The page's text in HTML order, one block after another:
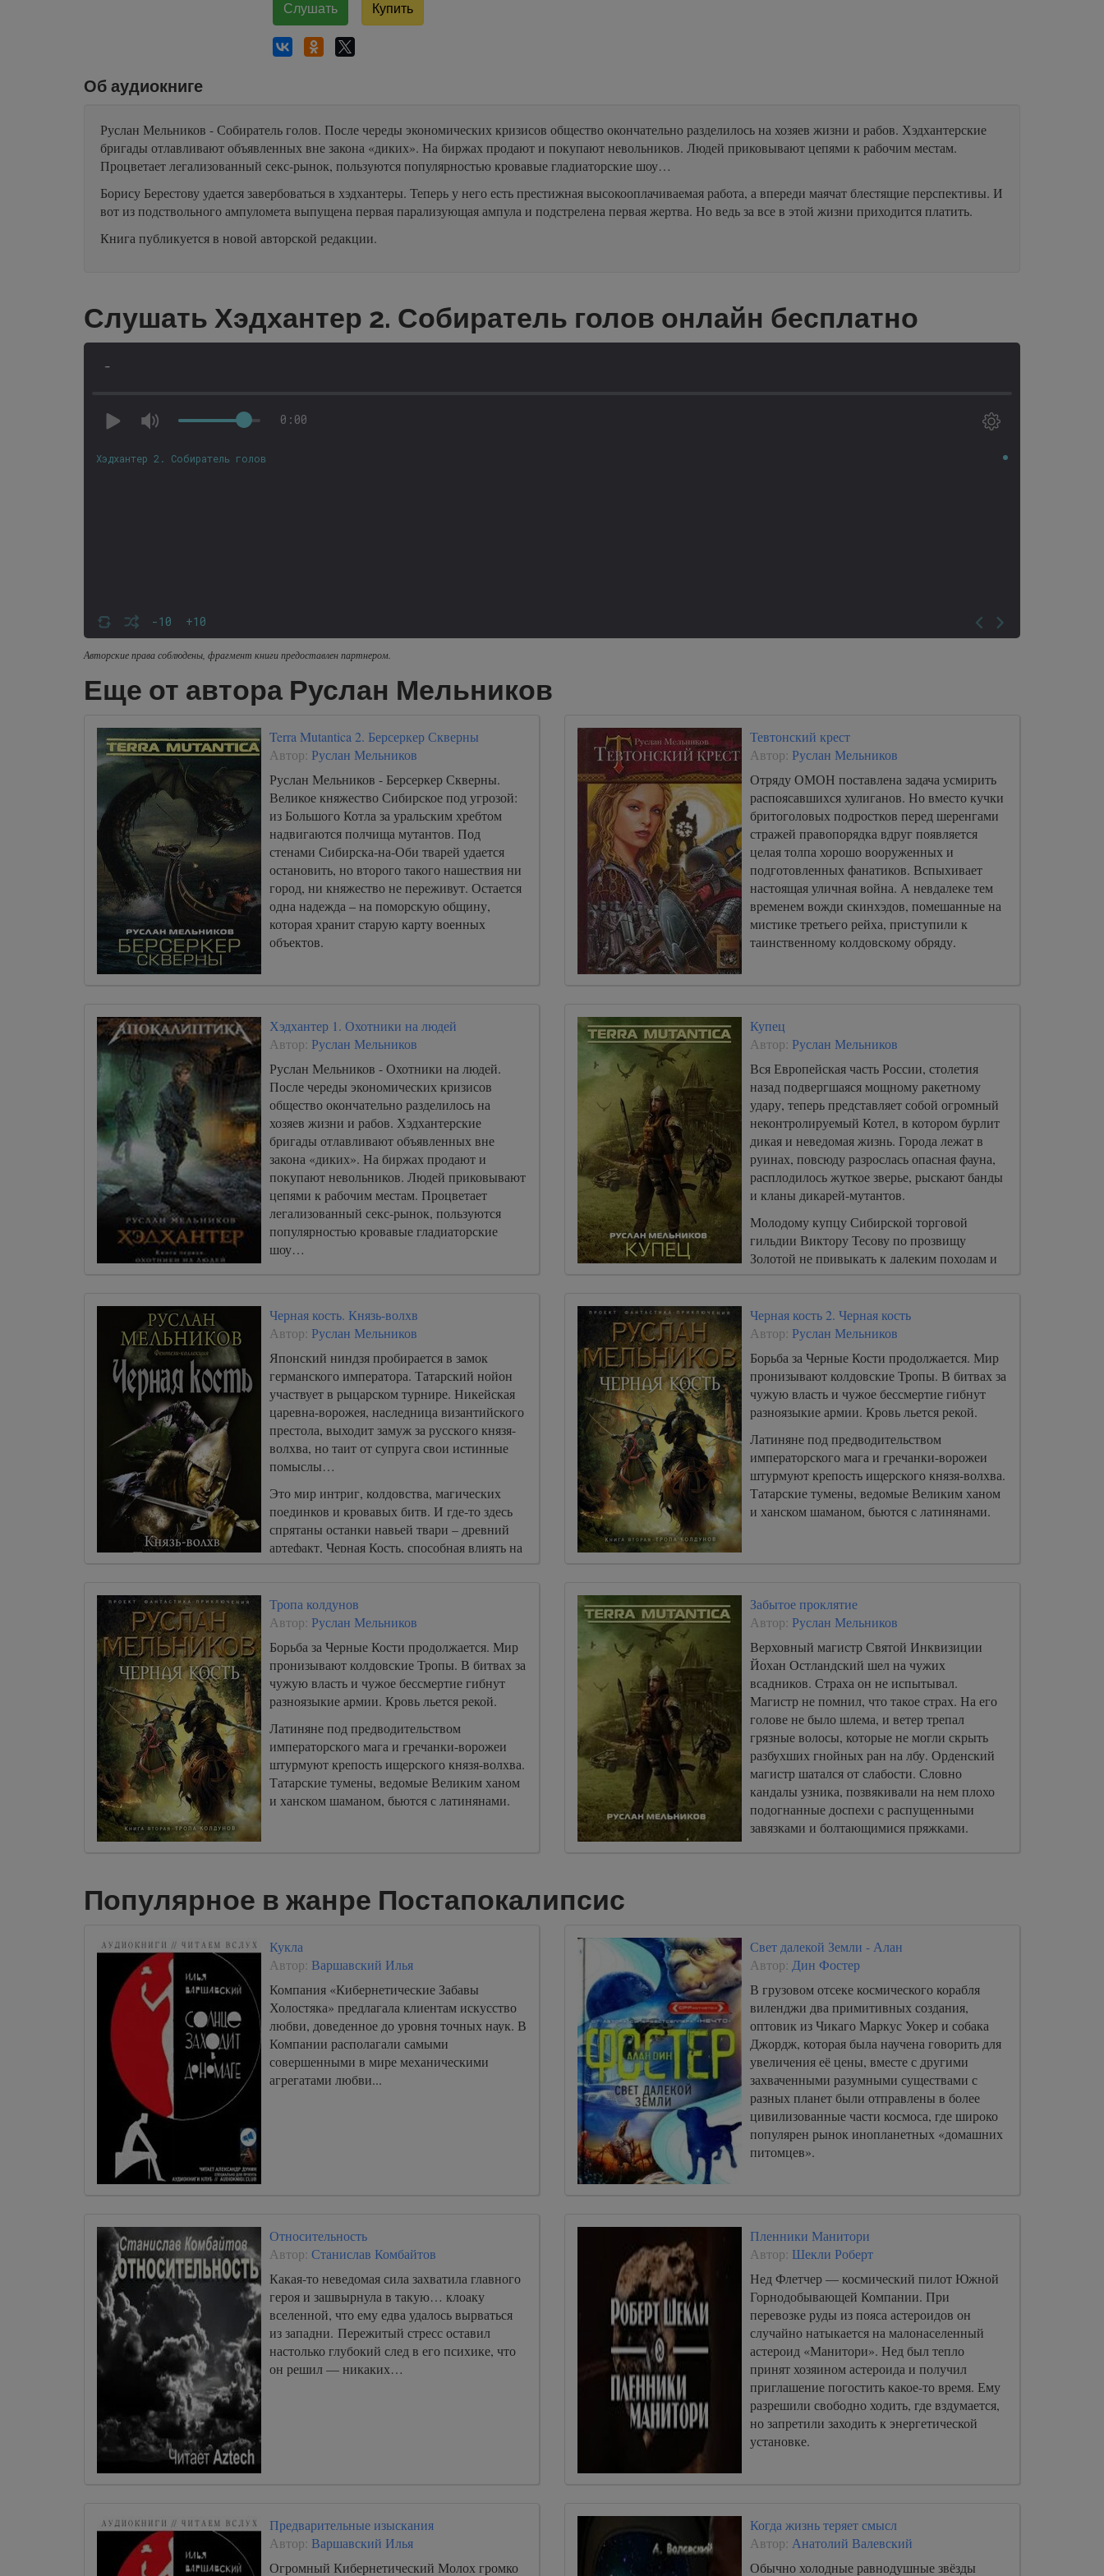
Слушать Купить
Об аудиокниге
Руслан Мельников - Собиратель голов. После череды экономических кризисов общество окончательно разделилось на хозяев жизни и рабов. Хэдхантерские
бригады отлавливают объявленных вне закона «диких». На биржах продают и покупают невольников. Людей приковывают цепями к рабочим местам.
Процветает легализованный секс-рынок, пользуются популярностью кровавые гладиаторские шоу…
Борису Берестову удается завербоваться в хэдхантеры. Теперь у него есть престижная высокооплачиваемая работа, а впереди маячат блестящие перспективы. И
вот из подствольного ампуломета выпущена первая парализующая ампула и подстрелена первая жертва. Но ведь за все в этой жизни приходится платить.
Книга публикуется в новой авторской редакции.
Слушать Хэдхантер 2. Собиратель голов онлайн бесплатно
-
0:00
-10 +10
Хэдхантер 2. Собиратель голов
Авторские права соблюдены, фрагмент книги предоставлен партнером.
Еще от автора Руслан Мельников
Terra Mutantica 2. Берсеркер Скверны
Автор: Руслан Мельников
Руслан Мельников - Берсеркер Скверны.
Великое княжество Сибирское под угрозой:
из Большого Котла за уральским хребтом
надвигаются полчища мутантов. Под
стенами Сибирска-на-Оби тварей удается
остановить, но второго такого нашествия ни
город, ни княжество не переживут. Остается
одна надежда – на поморскую общину,
которая хранит старую карту военных
объектов.
Тевтонский крест
Автор: Руслан Мельников
Отряду ОМОН поставлена задача усмирить
распоясавшихся хулиганов. Но вместо кучки
бритоголовых подростков перед шеренгами
стражей правопорядка вдруг появляется
целая толпа хорошо вооруженных и
подготовленных фанатиков. Вспыхивает
настоящая уличная война. А невдалеке тем
временем вожди скинхэдов, помешанные на
мистике третьего рейха, приступили к
таинственному колдовскому обряду.
Хэдхантер 1. Охотники на людей
Автор: Руслан Мельников
Руслан Мельников - Охотники на людей.
После череды экономических кризисов
общество окончательно разделилось на
хозяев жизни и рабов. Хэдхантерские
бригады отлавливают объявленных вне
закона «диких». На биржах продают и
покупают невольников. Людей приковывают
цепями к рабочим местам. Процветает
легализованный секс-рынок, пользуются
популярностью кровавые гладиаторские
шоу…
Купец
Автор: Руслан Мельников
Вся Европейская часть России, столетия
назад подвергшаяся мощному ракетному
удару, теперь представляет собой огромный
неконтролируемый Котел, в котором бурлит
дикая и неведомая жизнь. Города лежат в
руинах, повсюду разрослась опасная фауна,
расплодилось жуткое зверье, рыскают банды
и кланы дикарей-мутантов.
Молодому купцу Сибирской торговой
гильдии Виктору Тесову по прозвищу
Золотой не привыкать к далеким походам и
Черная кость. Князь-волхв
Автор: Руслан Мельников
Японский ниндзя пробирается в замок
германского императора. Татарский нойон
участвует в рыцарском турнире. Никейская
царевна-ворожея, наследница византийского
престола, выходит замуж за русского князя-
волхва, но таит от супруга свои истинные
помыслы…
Это мир интриг, колдовства, магических
поединков и кровавых битв. И где-то здесь
спрятаны останки навьей твари – древний
артефакт, Черная Кость, способная влиять на
Черная кость 2. Черная кость
Автор: Руслан Мельников
Борьба за Черные Кости продолжается. Мир
пронизывают колдовские Тропы. В битвах за
чужую власть и чужое бессмертие гибнут
разноязыкие армии. Кровь льется рекой.
Латиняне под предводительством
императорского мага и гречанки-ворожеи
штурмуют крепость ищерского князя-волхва.
Татарские тумены, ведомые Великим ханом
и ханском шаманом, бьются с латинянами.
Тропа колдунов
Автор: Руслан Мельников
Борьба за Черные Кости продолжается. Мир
пронизывают колдовские Тропы. В битвах за
чужую власть и чужое бессмертие гибнут
разноязыкие армии. Кровь льется рекой.
Латиняне под предводительством
императорского мага и гречанки-ворожеи
штурмуют крепость ищерского князя-волхва.
Татарские тумены, ведомые Великим ханом
и ханском шаманом, бьются с латинянами.
Забытое проклятие
Автор: Руслан Мельников
Верховный магистр Святой Инквизиции
Йохан Остландский шел на чужих
всадников. Страха он не испытывал.
Магистр не помнил, что такое страх. На его
голове не было шлема, и ветер трепал
грязные волосы, которые не могли скрыть
разбухших гнойных ран на лбу. Орденский
магистр шатался от слабости. Словно
кандалы узника, позвякивали на нем плохо
подогнанные доспехи с распущенными
завязками и болтающимися пряжками.
Популярное в жанре Постапокалипсис
Кукла
Автор: Варшавский Илья
Компания «Кибернетические Забавы
Холостяка» предлагала клиентам искусство
любви, доведенное до уровня точных наук. В
Компании располагали самыми
совершенными в мире механическими
агрегатами любви...
Свет далекой Земли - Алан
Автор: Дин Фостер
В грузовом отсеке космического корабля
виленджи два примитивных создания,
оптовик из Чикаго Маркус Уокер и собака
Джордж, которая была научена говорить для
увеличения её цены, вместе с другими
захваченными разумными существами с
разных планет были отправлены в более
цивилизованные части космоса, где широко
популярен рынок инопланетных «домашних
питомцев».
Относительность
Автор: Станислав Комбайтов
Какая-то неведомая сила захватила главного
героя и зашвырнула в такую… клоаку
вселенной, что ему едва удалось вырваться
из западни. Пережитый стресс оставил
настолько глубокий след в его психике, что
он решил — никаких…
Пленники Манитори
Автор: Шекли Роберт
Нед Флетчер — космический пилот Южной
Горнодобывающей Компании. При
перевозке руды из пояса астероидов он
случайно натыкается на малонаселенный
астероид «Манитори». Нед был тепло
принят хозяином астероида и получил
приглашение погостить какое-то время. Ему
разрешили свободно ходить, где вздумается,
но запретили заходить к энергетической
установке.
Предварительные изыскания
Автор: Варшавский Илья
Огромный Кибернетический Молох громко
Когда жизнь теряет смысл
Автор: Анатолий Валевский
Обычно холодные равнодушные звёзды